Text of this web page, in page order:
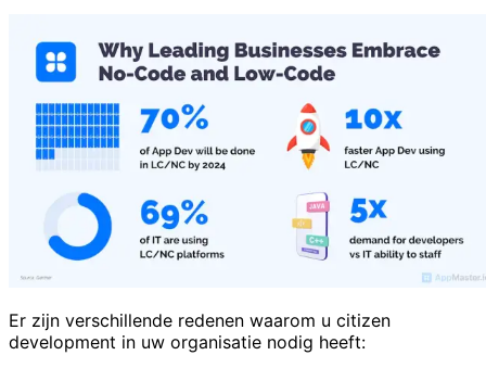
Er zijn verschillende redenen waarom u citizen
development in uw organisatie nodig heeft: